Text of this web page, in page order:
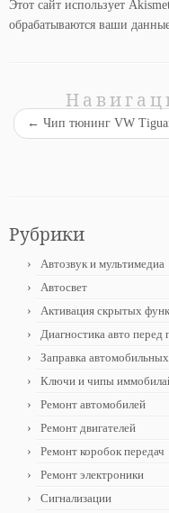
Этот сайт использует
обрабатываются ваши
← Чип тюнинг VW
Рубрики
Автозвук и мультимедиа
Автосвет
Активация скрытых
Диагностика авто перед
Заправка
Ключи и чипы
Ремонт автомобилей
Ремонт двигателей
Ремонт коробок передач
Ремонт электроники
Сигнализации